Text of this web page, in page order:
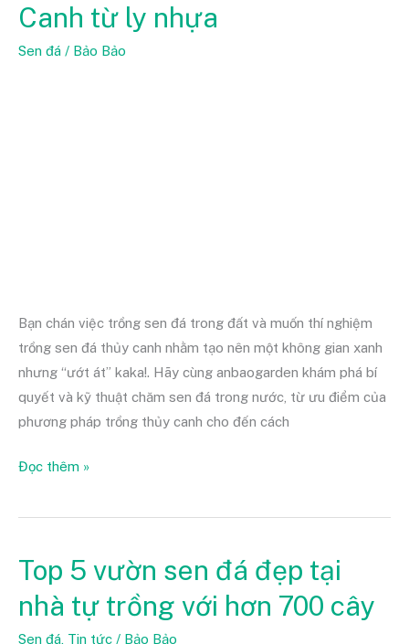
Canh từ ly nhựa
Sen đá / Bảo Bảo
Bạn chán việc trồng sen đá trong đất và muốn thí nghiệm
trồng sen đá thủy canh nhằm tạo nên một không gian xanh
nhưng “ướt át” kaka!. Hãy cùng anbaogarden khám phá bí
quyết và kỹ thuật chăm sen đá trong nước, từ ưu điểm của
phương pháp trồng thủy canh cho đến cách
trồng
Sen
Đọc thêm »
Top 5 vườn sen đá đẹp tại
nhà tự trồng với hơn 700 cây
Sen đá, Tin tức / Bảo Bảo
Top
vườn
sen